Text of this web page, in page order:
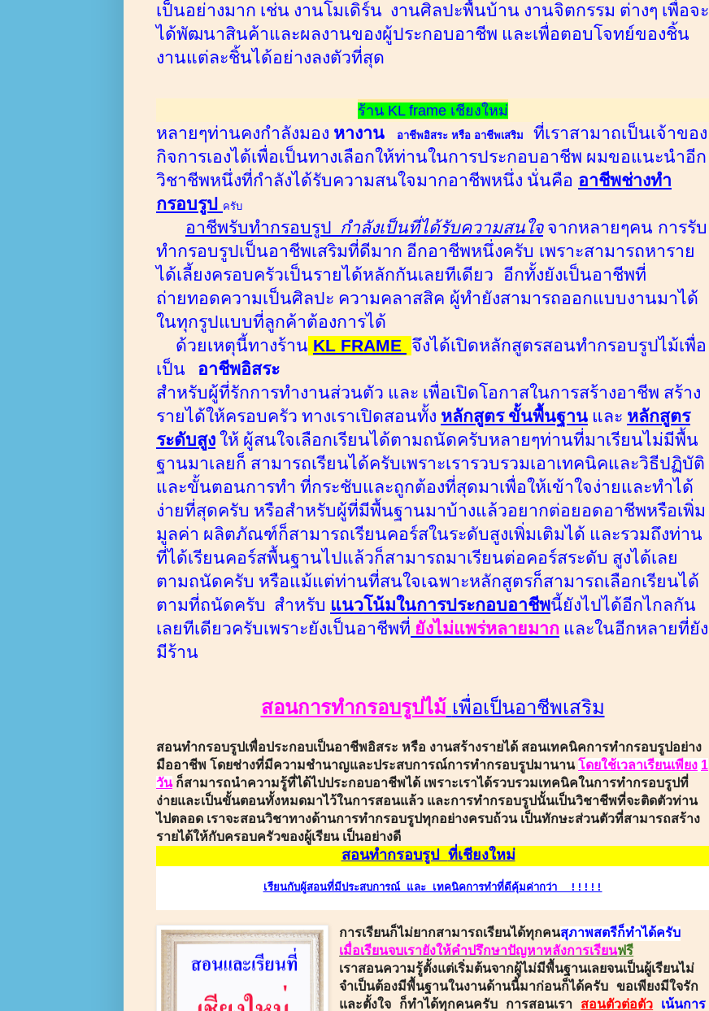
เป็นอย่างมาก เช่น งานโมเดิร์น งานศิลปะพื้นบ้าน งานจิตกรรม ต่างๆ เพื่อจะ
ได้พัฒนาสินค้าและผลงานของผู้ประกอบอาชีพ และเพื่อตอบโจทย์ของชิ้น
งานแต่ละชิ้นได้อย่างลงตัวที่สุด
ร้าน KL frame เชียงใหม่
หลายๆท่านคงกำลังมอง หางาน อาชีพอิสระ หรือ อาชีพเสริม
ที่เราสามาถเป็นเจ้าของ
กิจการเองได้เพื่อเป็นทางเลือกให้ท่านในการประกอบอาชีพ ผมขอแนะนำอีก
วิชาชีพหนึ่งที่กำลังได้รับความสนใจมากอาชีพหนึ่ง นั่นคือ อาชีพช่างทำ
กรอบรูป ครับ
อาชีพรับทำกรอบรูป กำลังเป็นที่ได้รับความสนใจจากหลายๆคน การรับ
ทำกรอบรูปเป็นอาชีพเสริมที่ดีมาก อีกอาชีพหนึ่งครับ เพราะสามารถหาราย
ได้เลี้ยงครอบครัวเป็นรายได้หลักกันเลยทีเดียว อีกทั้งยังเป็นอาชีพที่
ถ่ายทอดความเป็นศิลปะ ความคลาสสิค ผู้ทำยังสามารถออกแบบงานมาได้
ในทุกรูปแบบที่ลูกค้าต้องการได้
ด้วยเหตุนี้ทางร้าน KL FRAME จึงได้เปิดหลักสูตรสอนทำกรอบรูปไม้เพื่อ
เป็น อาชีพอิสระ
สำหรับผู้ที่รักการทำงานส่วนตัว และ เพื่อเปิดโอกาสในการสร้างอาชีพ สร้าง
รายได้ให้ครอบครัว ทางเราเปิดสอนทั้ง หลักสูตร ขั้นพื้นฐาน และ หลักสูตร
ระดับสูง ให้ ผู้สนใจเลือกเรียนได้ตามถนัดครับหลายๆท่านที่มาเรียนไม่มีพื้น
ฐานมาเลยก็ สามารถเรียนได้ครับเพราะเรารวบรวมเอาเทคนิคและวิธีปฏิบัติ
และขั้นตอนการทำ ที่กระชับและถูกต้องที่สุดมาเพื่อให้เข้าใจง่ายและทำได้
ง่ายที่สุดครับ หรือสำหรับผู้ที่มีพื้นฐานมาบ้างแล้วอยากต่อยอดอาชีพหรือเพิ่ม
มูลค่า ผลิตภัณฑ์ก็สามารถเรียนคอร์สในระดับสูงเพิ่มเติมได้ และรวมถึงท่าน
ที่ได้เรียนคอร์สพื้นฐานไปแล้วก็สามารถมาเรียนต่อคอร์สระดับ สูงได้เลย
ตามถนัดครับ หรือแม้แต่ท่านที่สนใจเฉพาะหลักสูตรก็สามารถเลือกเรียนได้
ตามที่ถนัดครับ สำหรับ แนวโน้มในการประกอบอาชีพนี้ยังไปได้อีกไกลกัน
เลยทีเดียวครับเพราะยังเป็นอาชีพที่ ยังไม่แพร่หลายมาก และในอีกหลายที่ยัง
มีร้าน
สอนการทำกรอบรูปไม้ เพื่อเป็นอาชีพเสริม
สอนทำกรอบรูปเพื่อประกอบเป็นอาชีพอิสระ หรือ งานสร้างรายได้ สอนเทคนิคการทำกรอบรูปอย่าง
มืออาชีพ โดยช่างที่มีความชำนาญและประสบการณ์การทำกรอบรูปมานานโดยใช้เวลาเรียนเพียง 1
วัน ก็สามารถนำความรู้ที่ได้ไปประกอบอาชีพได้ เพราะเราได้รวบรวมเทคนิคในการทำกรอบรูปที่
ง่ายและเป็นขั้นตอนทั้งหมดมาไว้ในการสอนแล้ว และการทำกรอบรูปนั้นเป็นวิชาชีพที่จะติดตัวท่าน
ไปตลอด เราจะสอนวิชาทางด้านการทำกรอบรูปทุกอย่างครบถ้วน เป็นทักษะส่วนตัวที่สามารถสร้าง
รายได้ให้กับครอบครัวของผู้เรียน เป็นอย่างดี
สอนทำกรอบรูป ที่เชียงใหม่
เรียนกับผู้สอนที่มีประสบการณ์ และ เทคนิคการทำที่ดีคุ้มค่ากว่า !!!!!
การเรียนก็ไม่ยากสามารถเรียนได้ทุกคนสุภาพสตรีก็ทำได้ครับ
เมื่อเรียนจบเรายังให้คำปรึกษาปัญหาหลังการเรียนฟรี
เราสอนความรู้ตั้งแต่เริ่มต้นจากผู้ไม่มีพื้นฐานเลยจนเป็นผู้เรียนไม่
จำเป็นต้องมีพื้นฐานในงานด้านนี้มาก่อนก็ได้ครับ ขอเพียงมีใจรัก
และตั้งใจ ก็ทำได้ทุกคนครับ การสอนเรา สอนตัวต่อตัว เน้นการ